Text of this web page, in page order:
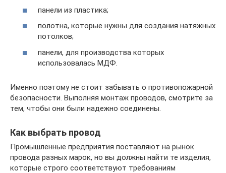
панели из пластика;
полотна, которые нужны для создания натяжных
потолков;
панели, для производства которых
использовалась МДФ.
Именно поэтому не стоит забывать о противопожарной
безопасности. Выполняя монтаж проводов, смотрите за
тем, чтобы они были надежно соединены.
Как выбрать провод
Промышленные предприятия поставляют на рынок
провода разных марок, но вы должны найти те изделия,
которые строго соответствуют требованиям